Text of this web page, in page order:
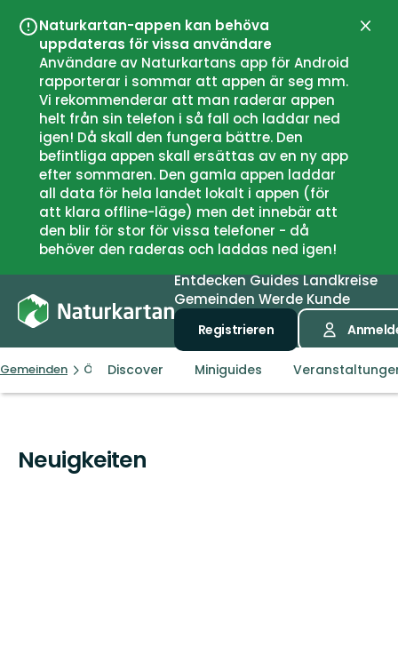
Naturkartan-appen kan behöva
uppdateras för vissa användare
Användare av Naturkartans app för Android
rapporterar i sommar att appen är seg mm.
Vi rekommenderar att man raderar appen
helt från sin telefon i så fall och laddar ned
igen! Då skall den fungera bättre. Den
befintliga appen skall ersättas av en ny app
efter sommaren. Den gamla appen laddar
all data för hela landet lokalt i appen (för
att klara offline-läge) men det innebär att
den blir för stor för vissa telefoner - då
behöver den raderas och laddas ned igen!
EntdeckenGuidesLandkreise
Gemeinden Werde Kunde
Registrieren
Gemeinden Örkelljunga
Discover Miniguides
Neuigkeiten